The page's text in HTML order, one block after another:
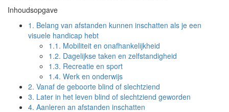
Inhoudsopgave
1. Belang van afstanden kunnen inschatten als je een
visuele handicap hebt
1.1. Mobiliteit en onafhankelijkheid
1.2. Dagelijkse taken en zelfstandigheid
1.3. Recreatie en sport
1.4. Werk en onderwijs
2. Vanaf de geboorte blind of slechtziend
3. Later in het leven blind of slechtziend geworden
4. Aanleren an afstanden inschatten